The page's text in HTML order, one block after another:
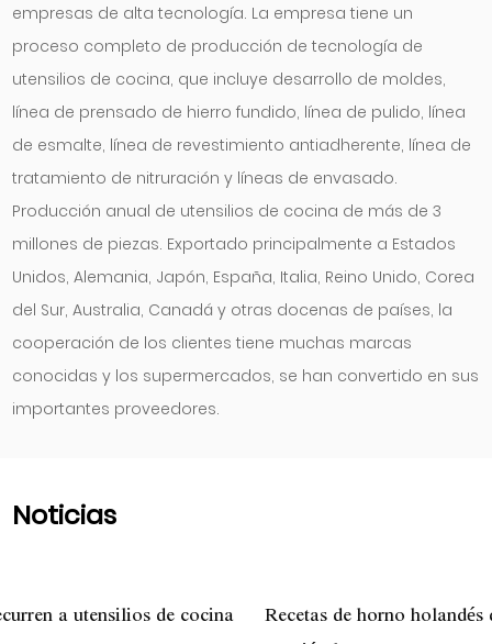
empresas de alta tecnología. La empresa tiene un
proceso completo de producción de tecnología de
utensilios de cocina, que incluye desarrollo de moldes,
línea de prensado de hierro fundido, línea de pulido, línea
de esmalte, línea de revestimiento antiadherente, línea de
tratamiento de nitruración y líneas de envasado.
Producción anual de utensilios de cocina de más de 3
millones de piezas. Exportado principalmente a Estados
Unidos, Alemania, Japón, España, Italia, Reino Unido, Corea
del Sur, Australia, Canadá y otras docenas de países, la
cooperación de los clientes tiene muchas marcas
conocidas y los supermercados, se han convertido en sus
importantes proveedores.
Noticias
Recetas de horno holandés de hierro fundido para pan y